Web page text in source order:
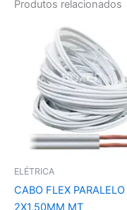
Produtos relacionados
ELÉTRICA
CABO FLEX PARALELO
2X1,50MM MT